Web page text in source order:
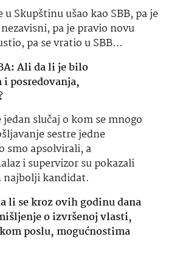
u Skupštinu ušao kao SBB, pa je
pa je pravio novu
pa se vratio u SBB…
Ali da li je bilo
i posredovanja,
jedan slučaj o kom se mnogo
sestre jedne
smo apsolvirali, a
i supervizor su pokazali
najbolji kandidat.
li se kroz ovih godinu dana
o izvršenoj vlasti,
poslu, mogućnostima